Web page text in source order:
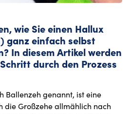
wie Sie einen Hallux
ganz einfach selbst
In diesem Artikel werden
durch den Prozess
Ballenzeh genannt, ist eine
die Großzehe allmählich nach